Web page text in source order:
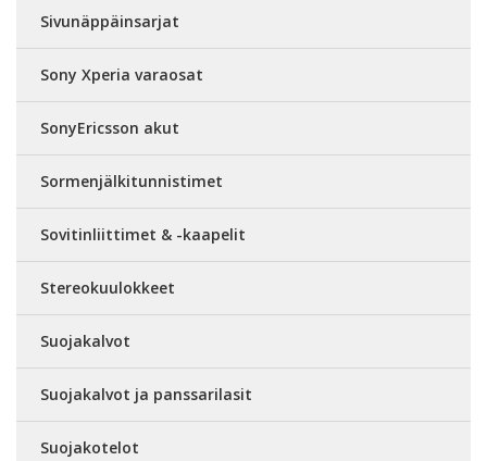
Sivunäppäinsarjat
Sony Xperia varaosat
SonyEricsson akut
Sormenjälkitunnistimet
Sovitinliittimet & -kaapelit
Stereokuulokkeet
Suojakalvot
Suojakalvot ja panssarilasit
Suojakotelot